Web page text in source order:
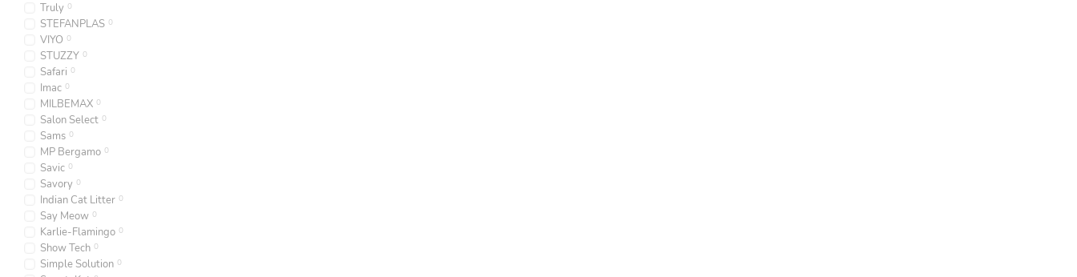
Truly 0
STEFANPLAS 0
VIYO 0
STUZZY 0
Safari 0
Imac 0
MILBEMAX 0
Salon Select 0
Sams 0
MP Bergamo 0
Savic 0
Savory 0
Indian Cat Litter 0
Say Meow 0
Karlie-Flamingo 0
Show Tech 0
Simple Solution 0